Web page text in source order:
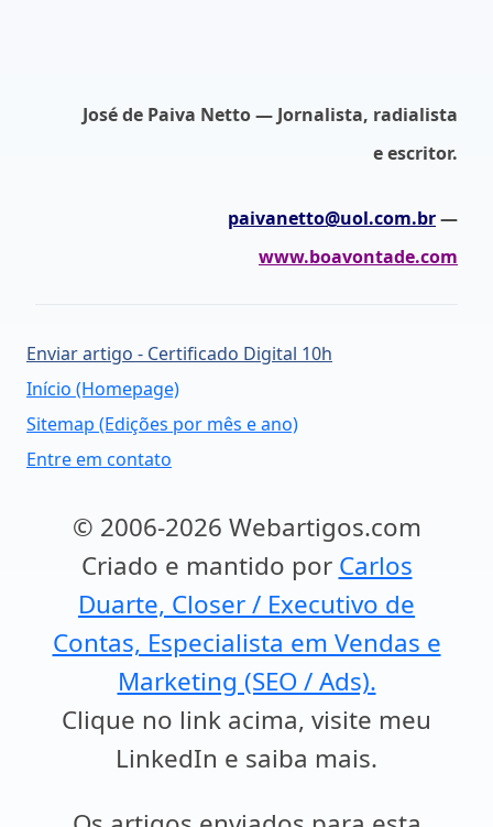
José de Paiva Netto — Jornalista, radialista
e escritor.
paivanetto@uol.com.br—
www.boavontade.com
Enviar artigo - Certificado Digital 10h
Início (Homepage)
Sitemap (Edições por mês e ano)
Entre em contato
© 2006-2026 Webartigos.com
Criado e mantido por Carlos
Duarte, Closer / Executivo de
Contas, Especialista em Vendas e
Marketing (SEO / Ads).
Clique no link acima, visite meu
LinkedIn e saiba mais.